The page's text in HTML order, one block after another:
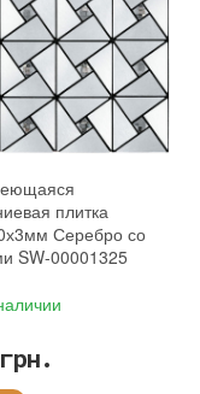
модуля
0,09 м²
: Китай
Sticker Wall
Матовая
плитка
Серебро со
SW-00001325